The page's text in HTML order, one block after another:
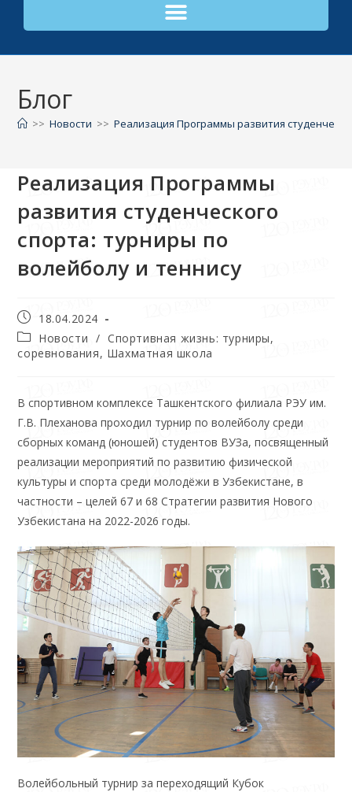
Блог
>> Новости >> Реализация Программы развития
Реализация Программы
развития студенческого
спорта: турниры по
волейболу и теннису
18.04.2024
Новости / Спортивная жизнь: турниры,
соревнования, Шахматная школа
В спортивном комплексе Ташкентского филиала РЭУ им.
Г.В. Плеханова проходил турнир по волейболу среди
сборных команд (юношей) студентов ВУЗа, посвященный
реализации мероприятий по развитию физической
культуры и спорта среди молодёжи в Узбекистане, в
частности – целей 67 и 68 Стратегии развития Нового
Узбекистана на 2022-2026 годы.
Волейбольный турнир за переходящий Кубок